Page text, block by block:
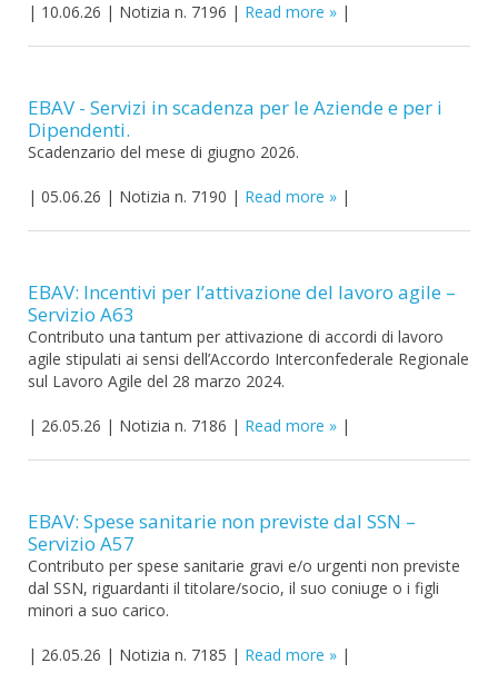
| 10.06.26 | Notizia n. 7196 | Read more |
EBAV - Servizi in scadenza per le Aziende e per i
Dipendenti.
Scadenzario del mese di giugno 2026.
| 05.06.26 | Notizia n. 7190 | Read more |
EBAV: Incentivi per l’attivazione del lavoro agile –
Servizio A63
Contributo una tantum per attivazione di accordi di lavoro
agile stipulati ai sensi dell’Accordo Interconfederale Regionale
sul Lavoro Agile del 28 marzo 2024.
| 26.05.26 | Notizia n. 7186 | Read more |
EBAV: Spese sanitarie non previste dal SSN –
Servizio A57
Contributo per spese sanitarie gravi e/o urgenti non previste
dal SSN, riguardanti il titolare/socio, il suo coniuge o i figli
minori a suo carico.
| 26.05.26 | Notizia n. 7185 | Read more |